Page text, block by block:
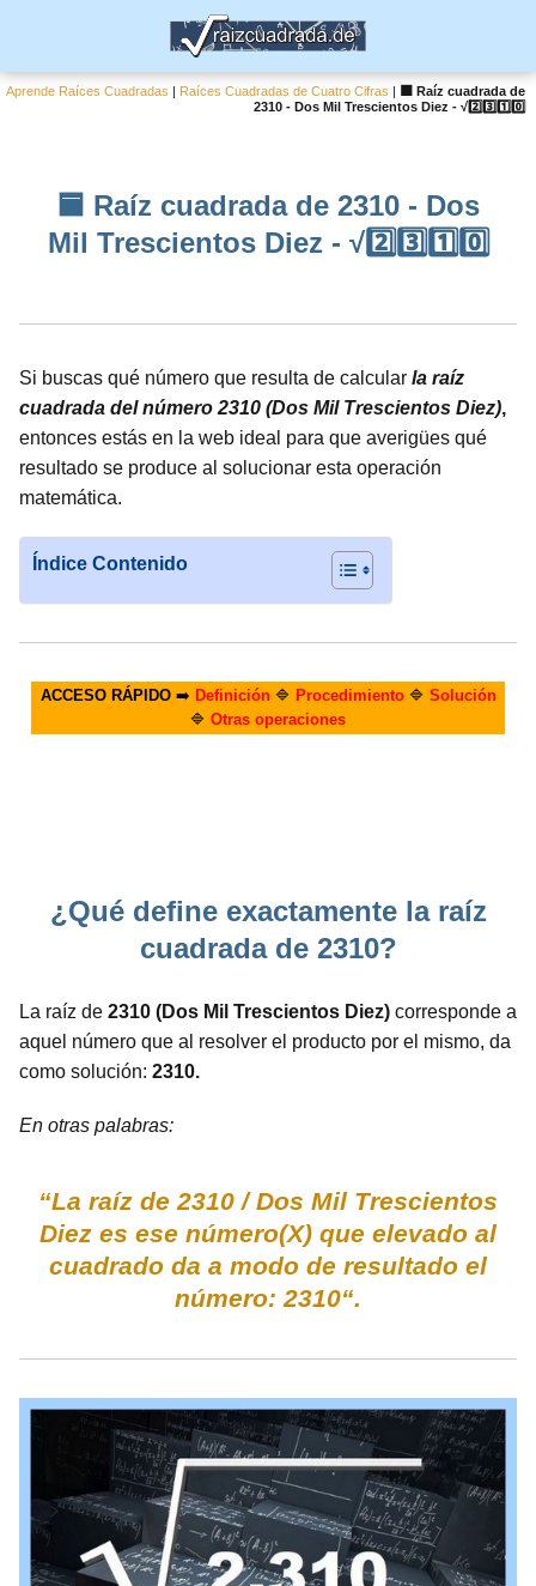
Aprende Raíces Cuadradas | Raíces Cuadradas de Cuatro Cifras |
🟦 Raíz cuadrada de
2310 - Dos Mil Trescientos Diez - √2️⃣3️⃣1️⃣0️⃣
🟦 Raíz cuadrada de 2310 - Dos
Mil Trescientos Diez - √2️⃣3️⃣1️⃣0️⃣
Si buscas qué número que resulta de calcular la raíz
cuadrada del número 2310 (Dos Mil Trescientos Diez),
entonces estás en la web ideal para que averigües qué
resultado se produce al solucionar esta operación
matemática.
Índice Contenido
ACCESO RÁPIDO➡️ Definición🔷 Procedimiento🔷 Solución
🔷 Otras operaciones
¿Qué define exactamente la raíz
cuadrada de 2310?
La raíz de 2310 (Dos Mil Trescientos Diez) corresponde a
aquel número que al resolver el producto por el mismo, da
como solución: 2310.
En otras palabras:
“La raíz de 2310 / Dos Mil Trescientos
Diez es ese número(X) que elevado al
cuadrado da a modo de resultado el
número: 2310“.